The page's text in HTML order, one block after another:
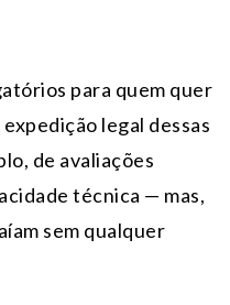
para quem quer
legal dessas
de avaliações
técnica — mas,
sem qualquer